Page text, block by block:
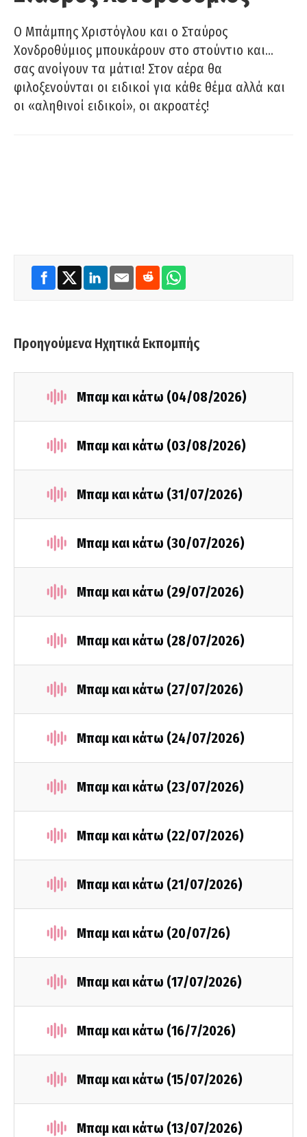
O Μπάμπης Χριστόγλου και ο Σταύρος
Χονδροθύμιος μπουκάρουν στο στούντιο και…
σας ανοίγουν τα μάτια! Στον αέρα θα
φιλοξενούνται οι ειδικοί για κάθε θέμα αλλά και
οι «αληθινοί ειδικοί», οι ακροατές!
Προηγούμενα Ηχητικά Εκπομπής
Μπαμ και κάτω (04/08/2026)
Μπαμ και κάτω (03/08/2026)
Μπαμ και κάτω (31/07/2026)
Μπαμ και κάτω (30/07/2026)
Μπαμ και κάτω (29/07/2026)
Μπαμ και κάτω (28/07/2026)
Μπαμ και κάτω (27/07/2026)
Μπαμ και κάτω (24/07/2026)
Μπαμ και κάτω (23/07/2026)
Μπαμ και κάτω (22/07/2026)
Μπαμ και κάτω (21/07/2026)
Μπαμ και κάτω (20/07/26)
Μπαμ και κάτω (17/07/2026)
Μπαμ και κάτω (16/7/2026)
Μπαμ και κάτω (15/07/2026)
Μπαμ και κάτω (13/07/2026)